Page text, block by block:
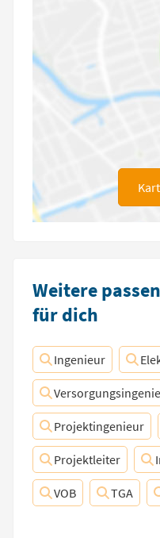
Weitere
für dich
Ingenieur
Projektingenieur
Projektleiter
VOB TGA